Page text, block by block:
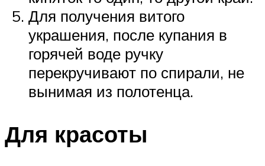
Для получения витого
украшения, после купания в
горячей воде ручку
перекручивают по спирали, не
вынимая из полотенца.
Для красоты